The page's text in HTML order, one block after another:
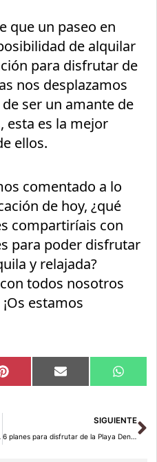
que un paseo en
de alquilar
para disfrutar de
nos desplazamos
ser un amante de
esta es la mejor
ellos.
comentado a lo
de hoy, ¿qué
compartiríais con
para poder disfrutar
y relajada?
todos nosotros
estamos
Compartir
en
Pinterest Compartir
en
Email
en
SIGUIENTE
6 planes para disfrutar de la Playa Den Bossa, la más famosa de Ibiza